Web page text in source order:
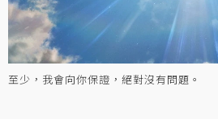
至少，我會向你保證，絕對沒有問題。